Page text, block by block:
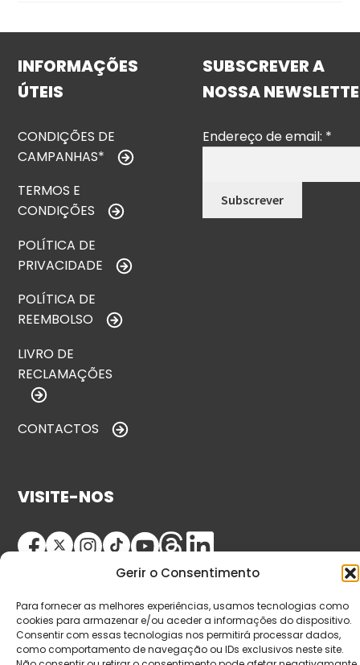
Gerir o Consentimento
Para fornecer as melhores experiências, usamos tecnologias como
cookies para armazenar e/ou aceder a informações do dispositivo.
Consentir com essas tecnologias nos permitirá processar dados,
como comportamento de navegação ou IDs exclusivos neste site.
INFORMAÇÕES
ÚTEIS
CONDIÇÕES DE
CAMPANHAS*
TERMOS E
CONDIÇÕES
POLÍTICA DE
PRIVACIDADE
POLÍTICA DE
REEMBOLSO
LIVRO DE
RECLAMAÇÕES
CONTACTOS
SUBSCREVER A
NOSSA
Endereço de email: *
VISITE-NOS
© Copyright 2026 Saída de Emergência. Todos os